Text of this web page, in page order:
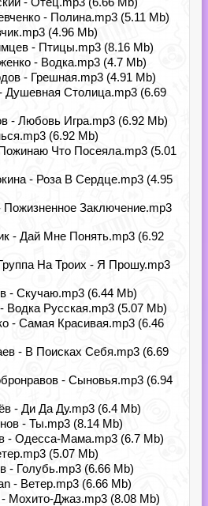
- Полина.mp3 (5.11 Mb)
(4.96 Mb)
- Птицы.mp3 (8.16 Mb)
- Водка.mp3 (4.7 Mb)
- Грешная.mp3 (4.91 Mb)
Душевная Столица.mp3 (6.69
- Любовь Игра.mp3 (6.92 Mb)
(6.92 Mb)
Что Посеяла.mp3 (5.01
- Роза В Сердце.mp3 (4.95
Пожизненное Заключение.mp3
- Дай Мне Понять.mp3 (6.92
На Троих - Я Прошу.mp3
- Скучаю.mp3 (6.44 Mb)
Водка Русская.mp3 (5.07 Mb)
- Самая Красивая.mp3 (6.46
- В Поисках Себя.mp3 (6.69
- Сыновья.mp3 (6.94
- Ди Да Ду.mp3 (6.4 Mb)
- Ты.mp3 (8.14 Mb)
- Одесса-Мама.mp3 (6.7 Mb)
(5.07 Mb)
- Голубь.mp3 (6.66 Mb)
- Ветер.mp3 (6.66 Mb)
Мохито-Джаз.mp3 (8.08 Mb)